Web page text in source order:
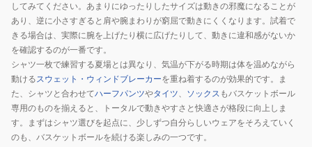
してみてください。あまりにゆったりしたサイズは動きの邪魔になることが
あり、逆に小さすぎると肩や腕まわりが窮屈で動きにくくなります。試着で
きる場合は、実際に腕を上げたり横に広げたりして、動きに違和感がないか
を確認するのが一番です。
シャツ一枚で練習する夏場とは異なり、気温が下がる時期は体を温めながら
動けるスウェット・ウィンドブレーカーを重ね着するのが効果的です。ま
た、シャツと合わせてハーフパンツやタイツ、 ソックス もバスケットボール
専用のものを揃えると、トータルで動きやすさと快適さが格段に向上しま
す。まずはシャツ選びを起点に、少しずつ自分らしいウェアをそろえていく
のも、バスケットボールを続ける楽しみの一つです。